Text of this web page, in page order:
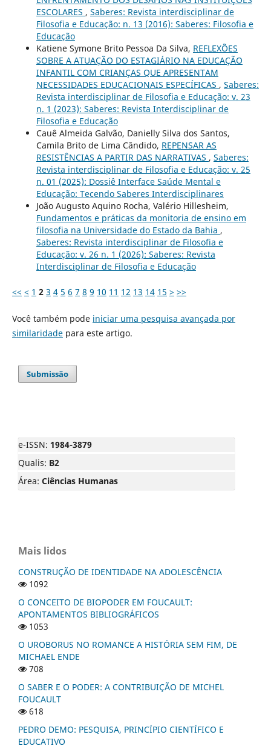
ESCOLARES , Saberes: Revista interdisciplinar de
Filosofia e Educação: n. 13 (2016): Saberes: Filosofia e
Educação
Katiene Symone Brito Pessoa Da Silva, REFLEXÕES
SOBRE A ATUAÇÃO DO ESTAGIÁRIO NA EDUCAÇÃO
INFANTIL COM CRIANÇAS QUE APRESENTAM
NECESSIDADES EDUCACIONAIS ESPECÍFICAS , Saberes:
Revista interdisciplinar de Filosofia e Educação: v. 23
n. 1 (2023): Saberes: Revista Interdisciplinar de
Filosofia e Educação
Cauê Almeida Galvão, Danielly Silva dos Santos,
Camila Brito de Lima Cândido, REPENSAR AS
RESISTÊNCIAS A PARTIR DAS NARRATIVAS , Saberes:
Revista interdisciplinar de Filosofia e Educação: v. 25
n. 01 (2025): Dossiê Interface Saúde Mental e
Educação: Tecendo Saberes Interdisciplinares
João Augusto Aquino Rocha, Valério Hillesheim,
Fundamentos e práticas da monitoria de ensino em
filosofia na Universidade do Estado da Bahia ,
Saberes: Revista interdisciplinar de Filosofia e
Educação: v. 26 n. 1 (2026): Saberes: Revista
Interdisciplinar de Filosofia e Educação
<< < 1 2 3 4 5 6 7 8 9 10 11 12 13 14 15 > >>
Você também pode iniciar uma pesquisa avançada por
similaridadepara este artigo.
Submissão
e-ISSN: 1984-3879
Qualis: B2
Área: Ciências Humanas
Mais lidos
CONSTRUÇÃO DE IDENTIDADE NA ADOLESCÊNCIA
1092
O CONCEITO DE BIOPODER EM FOUCAULT:
APONTAMENTOS BIBLIOGRÁFICOS
1053
O UROBORUS NO ROMANCE A HISTÓRIA SEM FIM, DE
MICHAEL ENDE
708
O SABER E O PODER: A CONTRIBUIÇÃO DE MICHEL
FOUCAULT
618
PEDRO DEMO: PESQUISA, PRINCÍPIO CIENTÍFICO E
EDUCATIVO